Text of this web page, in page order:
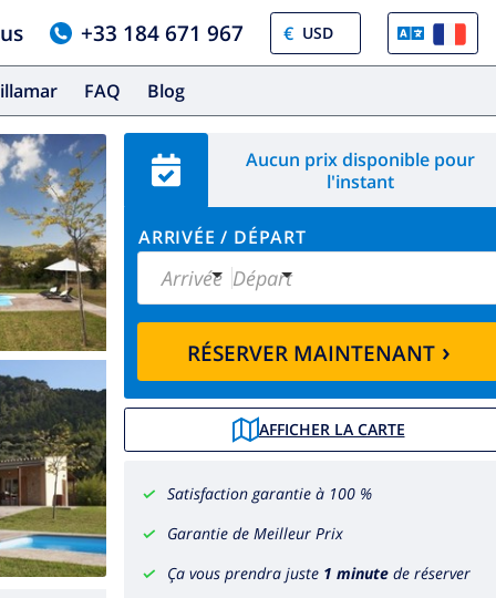
+33 184 671 967 €
FAQ Blog
Aucun prix disponible pour
l'instant
ARRIVÉE / DÉPART
Arrivée Départ
RÉSERVER MAINTENANT›
AFFICHER LA CARTE
Satisfaction garantie à 100 %
Garantie de Meilleur Prix
Ça vous prendra juste 1 minute de réserver